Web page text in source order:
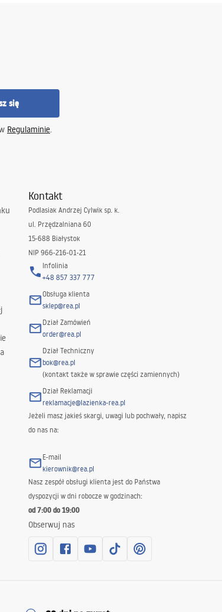
się
Regulaminie.
Kontakt
Podlasiak Andrzej Cylwik sp. k.
ul. Przędzalniana 60
15-688 Białystok
NIP 966-216-01-21
Infolinia
+48 857 337 777
Obsługa klienta
sklep@rea.pl
Dział Zamówień
order@rea.pl
Dział Techniczny
bok@rea.pl
(kontakt także w sprawie części zamiennych)
Dział Reklamacji
reklamacje@lazienka-rea.pl
Jeżeli masz jakieś skargi, uwagi lub pochwały, napisz
do nas na:
E-mail
kierownik@rea.pl
Nasz zespół obsługi klienta jest do Państwa
dyspozycji w dni robocze w godzinach:
od 7:00 do 19:00
Obserwuj nas